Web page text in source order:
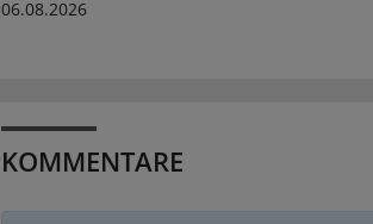
06.08.2026
KOMMENTARE